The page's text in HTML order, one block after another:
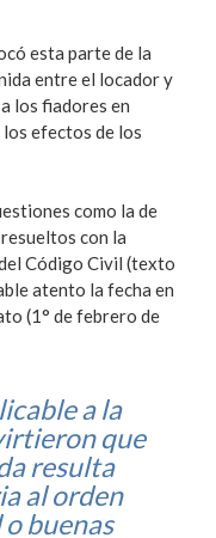
esta parte de la
entre el locador y
los fiadores en
efectos de los
como la de
con la
Código Civil (texto
atento la fecha en
(1° de febrero de
a la
que
resulta
al orden
buenas